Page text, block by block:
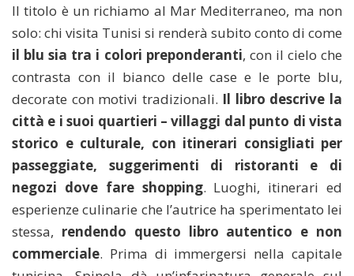
Il titolo è un richiamo al Mar Mediterraneo, ma non
solo: chi visita Tunisi si renderà subito conto di come
il blu sia tra i colori preponderanti, con il cielo che
contrasta con il bianco delle case e le porte blu,
decorate con motivi tradizionali. Il libro descrive la
città e i suoi quartieri – villaggi dal punto di vista
storico e culturale, con itinerari consigliati per
passeggiate, suggerimenti di ristoranti e di
negozi dove fare shopping. Luoghi, itinerari ed
esperienze culinarie che l’autrice ha sperimentato lei
stessa, rendendo questo libro autentico e non
commerciale. Prima di immergersi nella capitale